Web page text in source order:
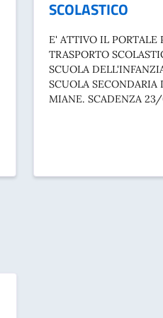
SCOLASTICO
E' ATTIVO IL PORTALE
TRASPORTO
SCUOLA
SCUOLA
MIANE. SCADENZA